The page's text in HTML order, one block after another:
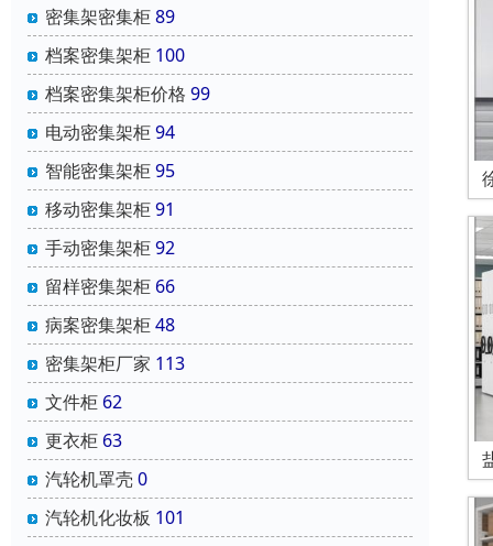
密集架密集柜89
档案密集架柜 100
档案密集架柜价格 99
电动密集架柜94
智能密集架柜95
移动密集架柜91
手动密集架柜92
留样密集架柜 66
病案密集架柜48
密集架柜厂家 113
文件柜 62
更衣柜 63
汽轮机罩壳0
汽轮机化妆板 101